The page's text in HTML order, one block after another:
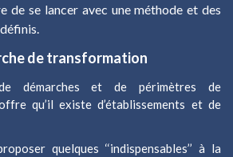
de se lancer avec une méthode et des
de transformation
démarches et de périmètres de
qu’il existe d’établissements et de
quelques ‘‘indispensables’’ à la